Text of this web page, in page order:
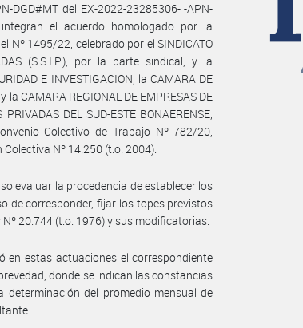
DGD#MT del EX-2022-23285306- -APN-
el acuerdo homologado por la
Nº 1495/22, celebrado por el SINDICATO
(S.S.I.P.), por la parte sindical, y la
E INVESTIGACION, la CAMARA DE
la CAMARA REGIONAL DE EMPRESAS DE
DEL SUD-ESTE BONAERENSE,
Colectivo de Trabajo Nº 782/20,
Nº 14.250 (t.o. 2004).
evaluar la procedencia de establecer los
de corresponder, fijar los topes previstos
20.744 (t.o. 1976) y sus modificatorias.
en estas actuaciones el correspondiente
donde se indican las constancias
del promedio mensual de